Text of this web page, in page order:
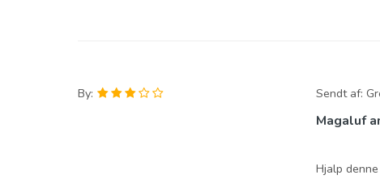
By: Sendt af:
Magaluf
Hjalp